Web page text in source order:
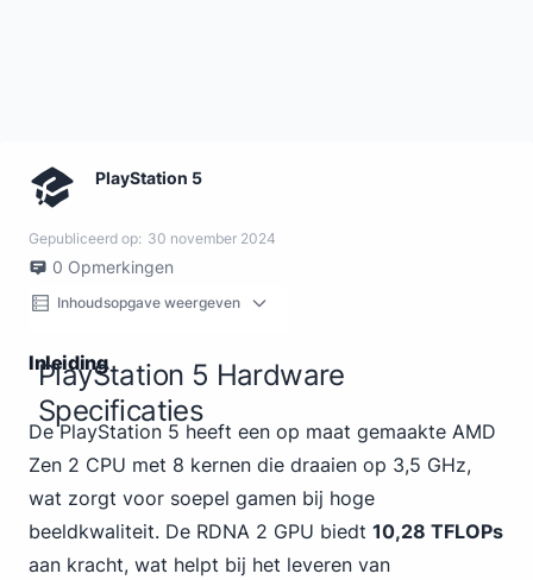
PlayStation 5
Gepubliceerd op: 30 november 2024
0 Opmerkingen
Inhoudsopgave weergeven
Inleiding
PlayStation 5 Hardware
Specificaties
De PlayStation 5 heeft een op maat gemaakte AMD
Zen 2 CPU met 8 kernen die draaien op 3,5 GHz,
wat zorgt voor soepel gamen bij hoge
beeldkwaliteit. De RDNA 2 GPU biedt 10,28 TFLOPs
aan kracht, wat helpt bij het leveren van